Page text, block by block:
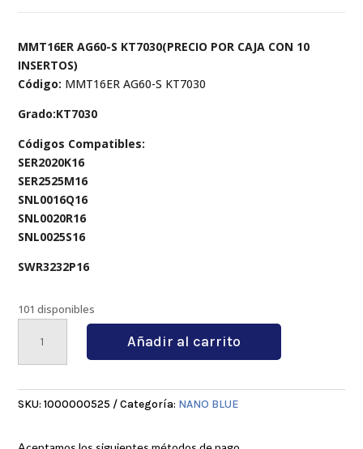
MMT16ER AG60-S KT7030(PRECIO POR CAJA CON 10
INSERTOS)
Código: MMT16ER AG60-S KT7030
Grado:KT7030
Códigos Compatibles:
SER2020K16
SER2525M16
SNL0016Q16
SNL0020R16
SNL0025S16
SWR3232P16
101 disponibles
AG60-
S
cantidad
Añadir al carrito
SKU:1000000525 Categoría: NANO BLUE